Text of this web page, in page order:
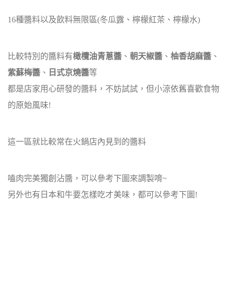
16種醬料以及飲料無限區(冬瓜露、檸檬紅茶、檸檬水)
比較特別的醬料有橄欖油青蔥醬 、 朝天椒醬 、 柚香胡麻醬 、
紫蘇梅醬 、 日式京燒醬等
都是店家用心研發的醬料，不妨試試，但小涼依舊喜歡食物
的原始風味!
這一區就比較常在火鍋店內見到的醬料
嗑肉完美獨創沾醬，可以參考下圖來調製唷~
另外也有日本和牛要怎樣吃才美味，都可以參考下圖!